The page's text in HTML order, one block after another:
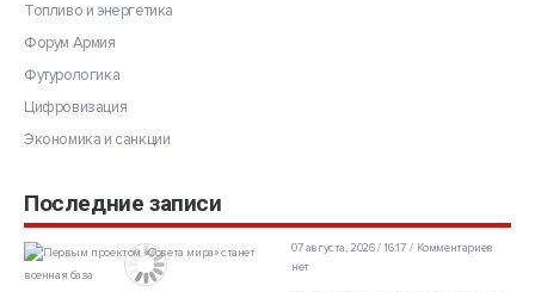
Топливо и энергетика
Форум Армия
Футурологика
Цифровизация
Экономика и санкции
Последние записи
07 августа, 2026 / 16:17
Комментариев
нет